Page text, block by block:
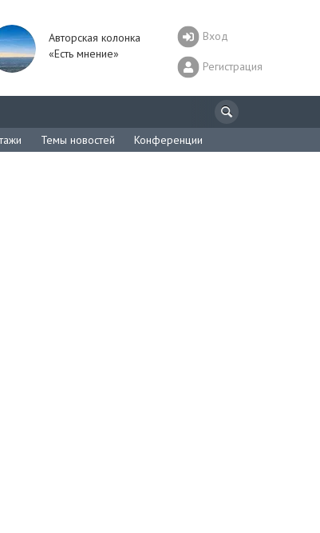
Авторская колонка
«Есть мнение»
Вход
Регистрация
Темы новостей Конференции